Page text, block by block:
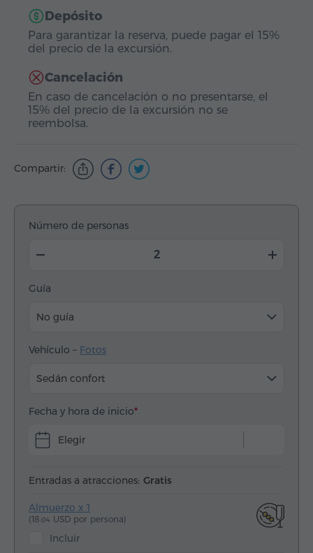
Depósito
Para garantizar la reserva, puede pagar el 15%
del precio de la excursión.
Cancelación
En caso de cancelación o no presentarse, el
15% del precio de la excursión no se
reembolsa.
Compartir:
Número de personas
Guía
No guía
Vehículo – Fotos
Sedán confort
Fecha y hora de inicio
Elegir
Entradas a atracciones: Gratis
Almuerzo x 1
(18.04 USD por persona)
Incluir